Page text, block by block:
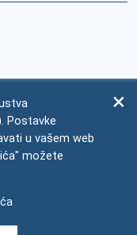
Postavke
u vašem web
možete